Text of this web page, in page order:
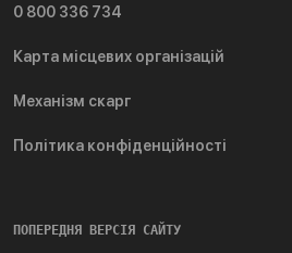
0 800 336 734
Карта місцевих організацій
Механізм скарг
Політика конфіденційності
ПОПЕРЕДНЯ ВЕРСІЯ САЙТУ